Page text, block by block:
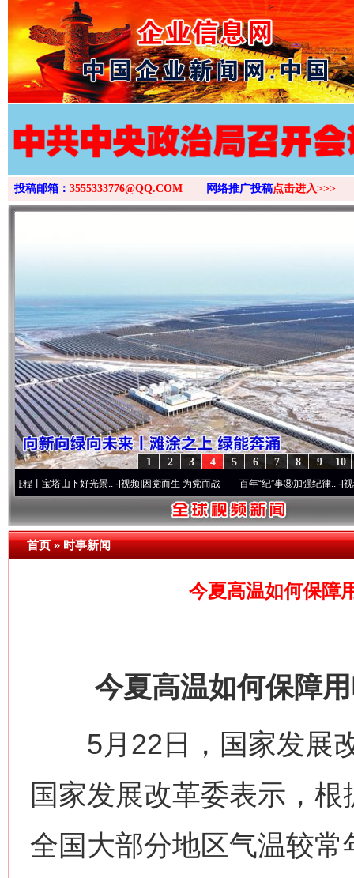
>
投稿邮箱： 3555333776@QQ.COM 网络推广投稿点击进入>>>
10
9
8
7
6
5
4
3
2
1
塔山下好光景..·[视频]因党而生 为党而战——百年“纪”事⑧加强纪律..·[视频]牢记初
首页»时事新闻
今夏高温如何保障
今夏高温如何保障用
5月22日，国家发展改
国家发展改革委表示，
全国大部分地区气温较